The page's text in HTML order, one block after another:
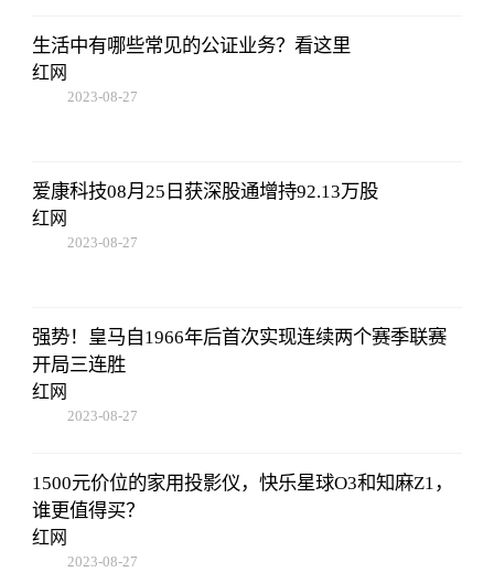
生活中有哪些常见的公证业务？看这里
红网
2023-08-27
爱康科技08月25日获深股通增持92.13万股
红网
2023-08-27
强势！皇马自1966年后首次实现连续两个赛季联赛
开局三连胜
红网
2023-08-27
1500元价位的家用投影仪，快乐星球O3和知麻Z1，
谁更值得买？
红网
2023-08-27